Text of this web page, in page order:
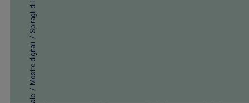
/
Mostre digitali
/
Spiragli di luce